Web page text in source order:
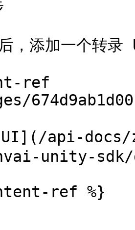
，添加一个转
ref
UI](/api-
unity-
ref %}